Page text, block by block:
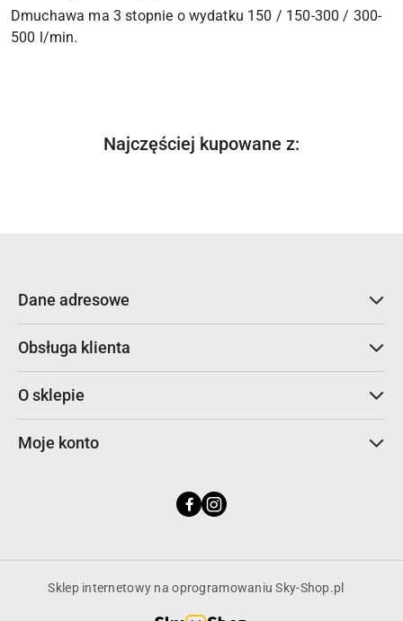
Dmuchawa ma 3 stopnie o wydatku 150 / 150-300 / 300-
500 l/min.
Pomiń karuzelę produktów
Produkty
Najczęściej kupowane z:
Dane adresowe
Obsługa klienta
O sklepie
Moje konto
Sklep internetowy na oprogramowaniu Sky-Shop.pl